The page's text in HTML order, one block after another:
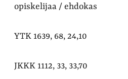
opiskelijaa / ehdokas
YTK 1639, 68, 24,10
JKKK 1112, 33, 33,70